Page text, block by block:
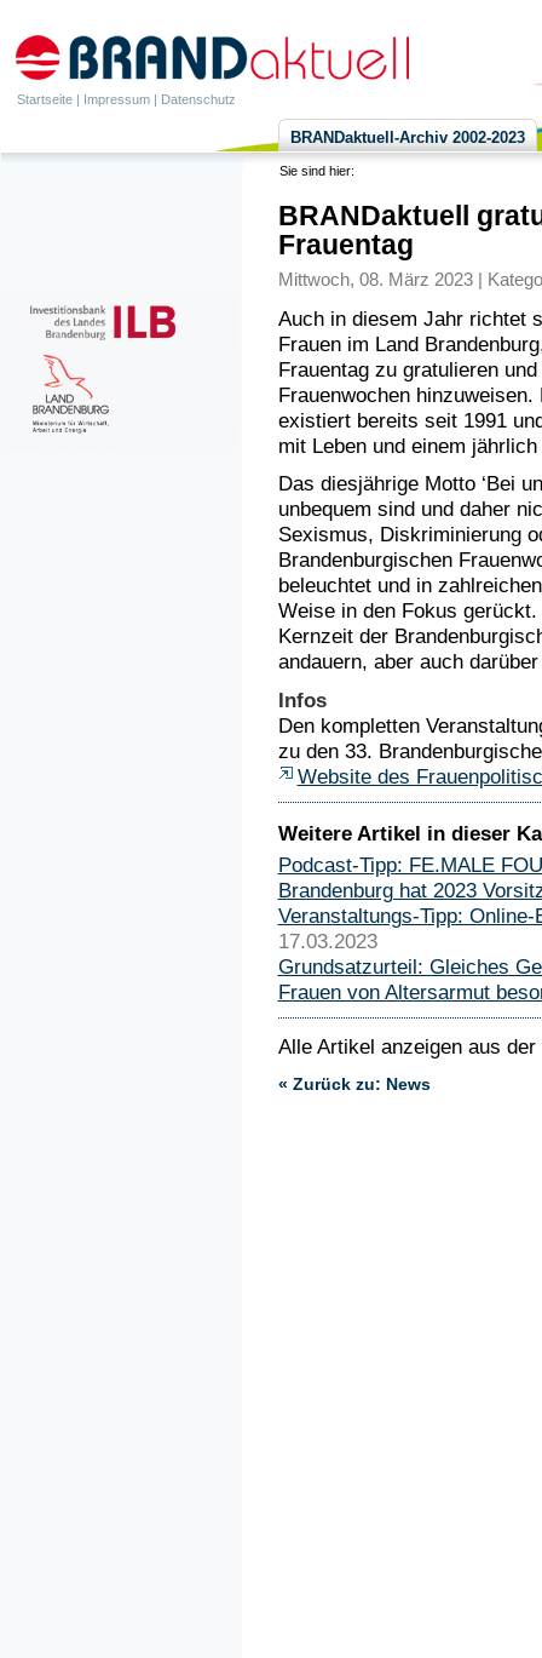
Startseite | Impressum | Datenschutz
BRANDaktuell-Archiv 2002-2023
Sie sind hier:
BRANDaktuell
Frauentag
Mittwoch, 08. März 2023 |
Auch in diesem Jahr richtet
Frauen im Land
Frauentag zu gratulieren
Frauenwochen
existiert bereits seit 1991
mit Leben und einem
Das diesjährige Motto ‘Bei
unbequem sind und daher
Sexismus, Diskriminierung
Brandenburgischen
beleuchtet und in
Weise in den Fokus
Kernzeit der
andauern, aber auch
Infos
Den kompletten
zu den 33.
Website des
Weitere Artikel in dieser
Podcast-Tipp: FE.MALE
Brandenburg hat 2023
Veranstaltungs-Tipp:
17.03.2023
Grundsatzurteil: Gleiches
Frauen von Altersarmut
Alle Artikel anzeigen aus
« Zurück zu: News